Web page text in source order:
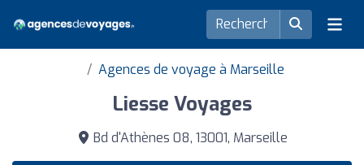
Agences de voyage à Marseille
Liesse Voyages
Bd d'Athènes 08, 13001, Marseille